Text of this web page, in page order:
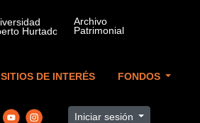
SITIOS DE INTERÉS FONDOS
Iniciar sesión